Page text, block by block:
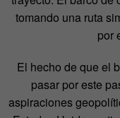
tomando una ruta
por
El hecho de que el
pasar por este
aspiraciones